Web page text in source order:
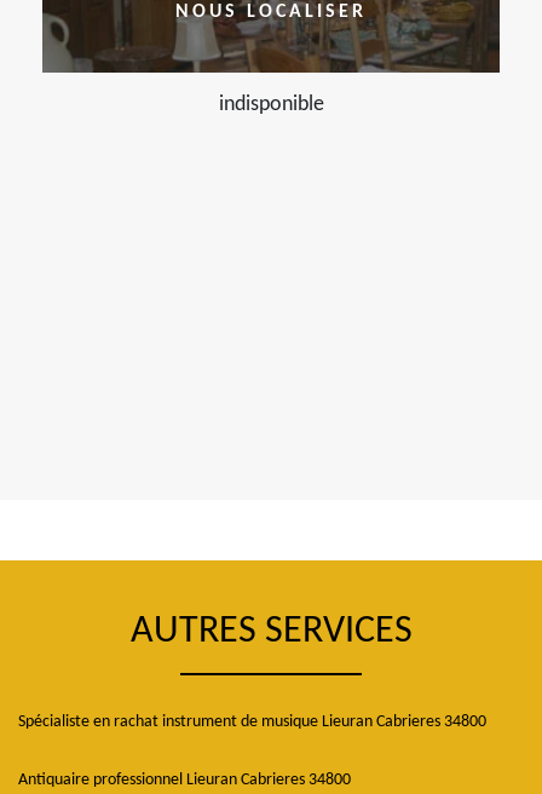
NOUS LOCALISER
indisponible
AUTRES SERVICES
Spécialiste en rachat instrument de musique Lieuran Cabrieres 34800
Antiquaire professionnel Lieuran Cabrieres 34800